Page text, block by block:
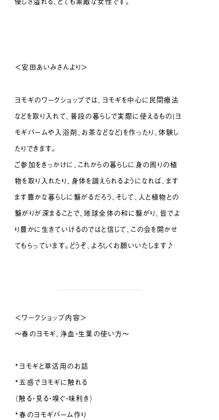
＜安田あいみさんより＞
ヨモギのワークショップでは、ヨモギを中心に民間療法
などを取り入れて、普段の暮らしで実際に使えるもの(ヨ
モギバームや入浴剤、お茶などなど)を作ったり、体験し
たりできます。
ご参加をきっかけに、これからの暮らしに身の周りの植
物を取り入れたり、身体を調えられるようになれば、ます
ます豊かな暮らしに繋がるだろう、そして、人と植物との
繋がりが深まることで、地球全体の和に繋がり、皆でよ
り豊かに生きていけるのではと信じて、この会を開かせ
てもらっています。どうぞ、よろしくお願いいたします♪
＜ワークショップ内容＞
～春のヨモギ、浄血・生葉の使い方～
*ヨモギと草活用のお話
*五感でヨモギに触れる
（触る・見る・嗅ぐ・味利き）
*春のヨモギバーム作り